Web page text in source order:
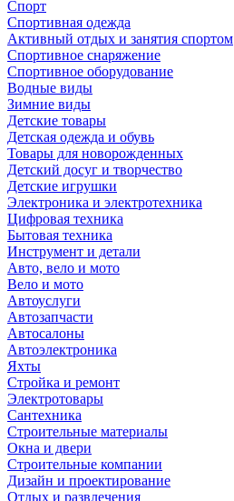
Спорт
Спортивная одежда
Активный отдых и занятия спортом
Спортивное снаряжение
Спортивное оборудование
Водные виды
Зимние виды
Детские товары
Детская одежда и обувь
Товары для новорожденных
Детский досуг и творчество
Детские игрушки
Электроника и электротехника
Цифровая техника
Бытовая техника
Инструмент и детали
Авто, вело и мото
Вело и мото
Автоуслуги
Автозапчасти
Автосалоны
Автоэлектроника
Яхты
Стройка и ремонт
Электротовары
Сантехника
Строительные материалы
Окна и двери
Строительные компании
Дизайн и проектирование
Отдых и развлечения